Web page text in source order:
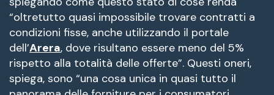
“oltretutto quasi impossibile trovare contratti a
condizioni fisse, anche utilizzando il portale
dell’Arera, dove risultano essere meno del 5%
rispetto alla totalità delle offerte”. Questi oneri,
spiega, sono “una cosa unica in quasi tutto il